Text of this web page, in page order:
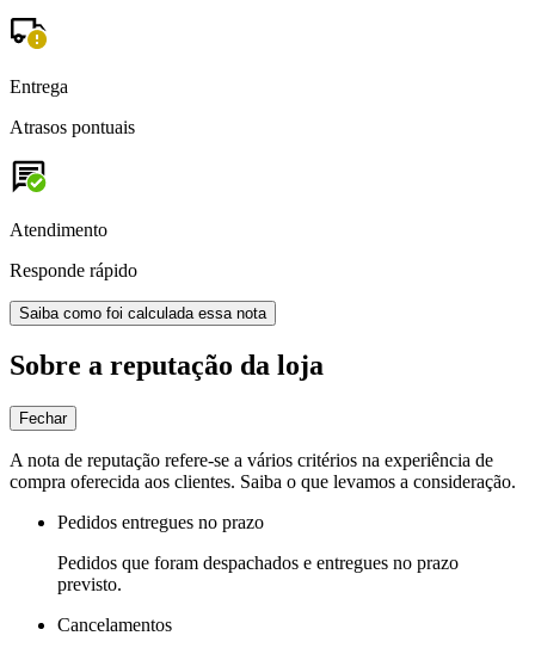
Entrega
Atrasos pontuais
Atendimento
Responde rápido
Saiba como foi calculada essa nota
Sobre a reputação da loja
Fechar
A nota de reputação refere-se a vários critérios na experiência de
compra oferecida aos clientes. Saiba o que levamos a consideração.
Pedidos entregues no prazo
Pedidos que foram despachados e entregues no prazo
previsto.
Cancelamentos